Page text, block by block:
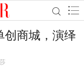
创商城，演绎